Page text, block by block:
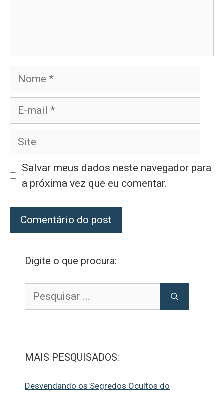
Nome
Site
Salvar meus dados neste navegador para
a próxima vez que eu comentar.
Digite o que procura:
por:
MAIS PESQUISADOS:
Desvendando os Segredos Ocultos do